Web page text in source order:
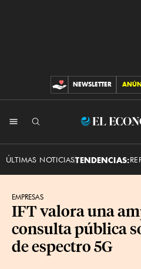
CONTRIBUCIONES
NEWSLETTER
El
ÚLTIMAS NOTICIASTENDENCIAS:
EMPRESAS
IFT valora una
consulta pública
de espectro 5G